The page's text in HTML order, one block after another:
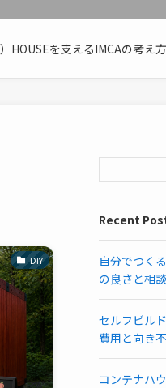
HOUSEを支えるIMCAの考え
DIY
Recent
自分でつく
の良さと相
セルフビル
費用と向き
コンテナハ